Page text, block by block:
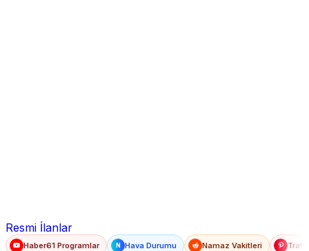
Resmi İlanlar
Haber61 Programlar N Hava Durumu Namaz Vakitleri